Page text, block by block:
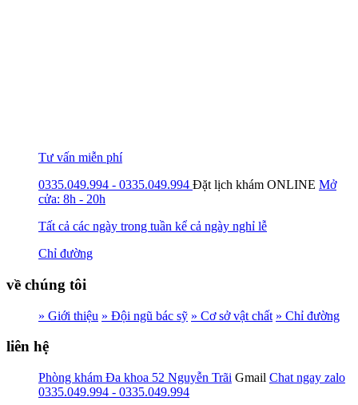
Tư vấn miễn phí
0335.049.994 - 0335.049.994 Đặt lịch khám ONLINE Mở
cửa: 8h - 20h
Tất cả các ngày trong tuần kể cả ngày nghỉ lễ
Chỉ đường
về chúng tôi
» Giới thiệu » Đội ngũ bác sỹ » Cơ sở vật chất » Chỉ đường
liên hệ
Phòng khám Đa khoa 52 Nguyễn Trãi Gmail Chat ngay zalo
0335.049.994 - 0335.049.994